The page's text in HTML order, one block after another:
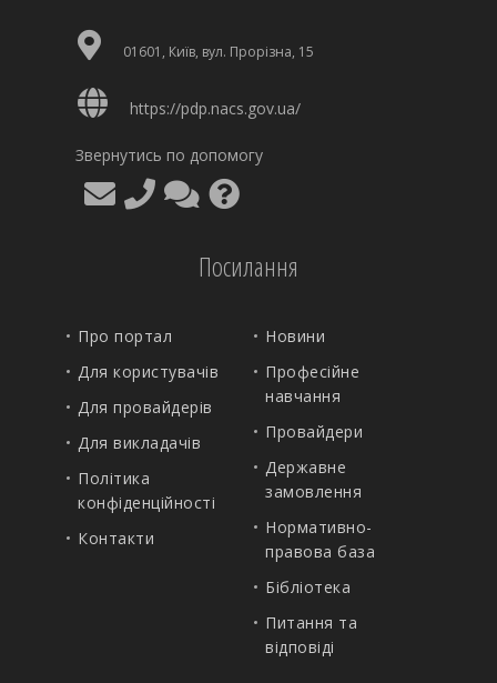
01601, Київ, вул. Прорізна, 15
https://pdp.nacs.gov.ua/
Звернутись по допомогу
Посилання
Про портал
Для користувачів
Для провайдерів
Для викладачів
Політика
конфіденційності
Контакти
Новини
Професійне
навчання
Провайдери
Державне
замовлення
Нормативно-
правова база
Бібліотека
Питання та
відповіді